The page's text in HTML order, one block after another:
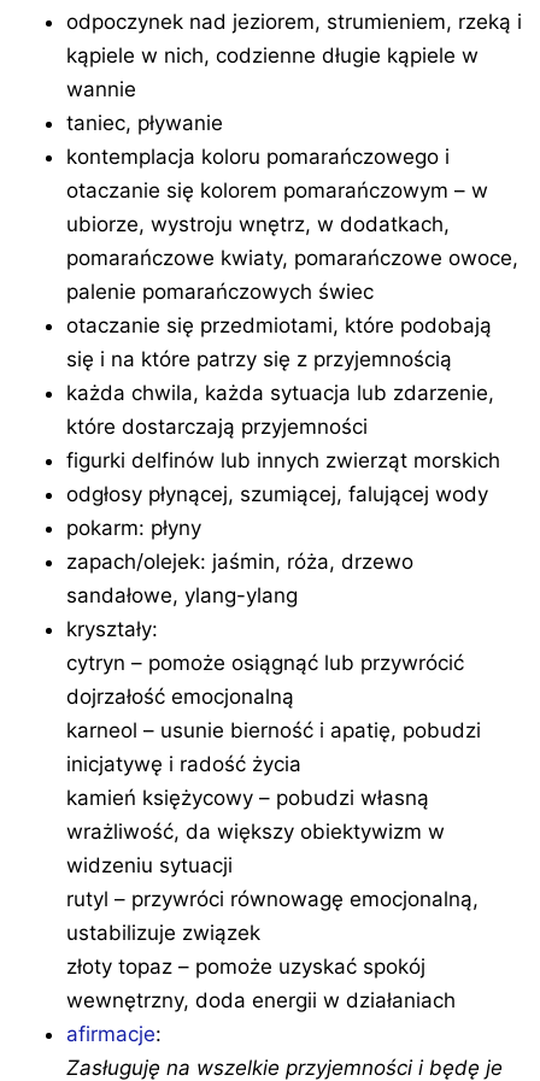
odpoczynek nad jeziorem, strumieniem, rzeką i
kąpiele w nich, codzienne długie kąpiele w
wannie
taniec, pływanie
kontemplacja koloru pomarańczowego i
otaczanie się kolorem pomarańczowym – w
ubiorze, wystroju wnętrz, w dodatkach,
pomarańczowe kwiaty, pomarańczowe owoce,
palenie pomarańczowych świec
otaczanie się przedmiotami, które podobają
się i na które patrzy się z przyjemnością
każda chwila, każda sytuacja lub zdarzenie,
które dostarczają przyjemności
figurki delfinów lub innych zwierząt morskich
odgłosy płynącej, szumiącej, falującej wody
pokarm: płyny
zapach/olejek: jaśmin, róża, drzewo
sandałowe, ylang-ylang
kryształy:
cytryn – pomoże osiągnąć lub przywrócić
dojrzałość emocjonalną
karneol – usunie bierność i apatię, pobudzi
inicjatywę i radość życia
kamień księżycowy – pobudzi własną
wrażliwość, da większy obiektywizm w
widzeniu sytuacji
rutyl – przywróci równowagę emocjonalną,
ustabilizuje związek
złoty topaz – pomoże uzyskać spokój
wewnętrzny, doda energii w działaniach
afirmacje:
Zasługuję na wszelkie przyjemności i będę je